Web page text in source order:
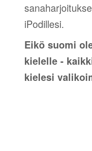
iPodillesi.
Eikö suomi
kielelle -
kielesi